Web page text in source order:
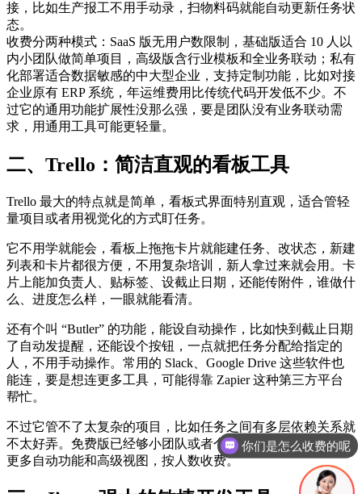
接，比如生产报工不用手动录，扫物料码就能自动更新任务状
态。
收费分两种模式：SaaS 版无用户数限制，基础版适合 10 人以
内小团队做简单项目，高级版含行业模板和全业务联动；私有
化部署适合数据敏感的中大型企业，支持定制功能，比如对接
企业原有 ERP 系统，年运维费用比传统代码开发低不少。不
过它的通用功能扩展性没那么强，要是团队没有业务联动需
求，用通用工具可能更轻量。
二、Trello：简洁直观的看板工具
Trello 最大的特点就是简单，看板式界面特别直观，适合管轻
量项目或者用视觉化的方式盯任务。
它不用学就能会，看板上拖拖卡片就能建任务、改状态，新建
列表和卡片都很方便，不用复杂培训，新人拿过来就会用。卡
片上能加负责人、贴标签、设截止日期，还能传附件，谁做什
么、进度怎么样，一眼就能看清。
还有个叫 “Butler” 的功能，能设自动操作，比如快到截止日期
了自动发提醒，还能设个按钮，一点就把任务分配给指定的
人，不用手动操作。常用的 Slack、Google Drive 这些软件也
能连，要是想连更多工具，可能得靠 Zapier 这种第三方平台
帮忙。
不过它管不了太复杂的项目，比如任务之间有多层依赖关系就
不太好弄。免费版已经够小团队或者个人用了，付费版能解锁
更多自动功能和高级视图，按人数收费。
你们是怎么收费的呢
现在有优惠活动吗